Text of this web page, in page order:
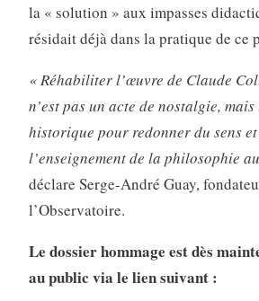
la « solution » aux impasses
résidait déjà dans la pratique de ce
« Réhabiliter l’œuvre de Claude
n’est pas un acte de nostalgie,
historique pour redonner du sens
l’enseignement de la philosophie
déclare Serge-André Guay,
l’Observatoire.
Le dossier hommage est dès
au public via le lien suivant :